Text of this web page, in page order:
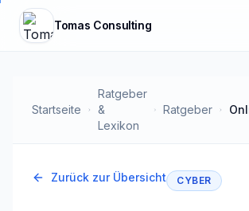
Zum
Tomas Consulting
Startseite
Ratgeber
&
Lexikon
Ratgeber
Zurück zur Übersicht CYBER